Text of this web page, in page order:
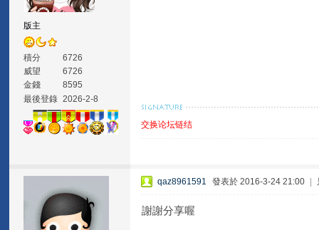
版主
積分
6726
威望
6726
金錢
8595
最後登錄 2026-2-8
交换论坛链结
qaz8961591 發表於 2016-3-24 21:00
謝謝分享喔